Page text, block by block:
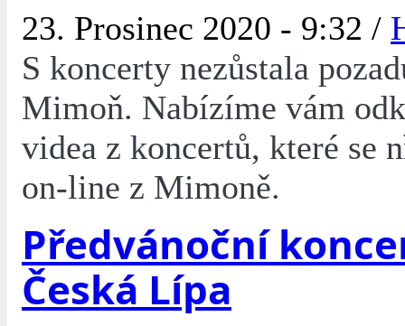
23. Prosinec 2020 - 9:32 /
S koncerty nezůstala
Mimoň. Nabízíme vám
videa z koncertů, které se
on-line z Mimoně.
Předvánoční
Česká Lípa